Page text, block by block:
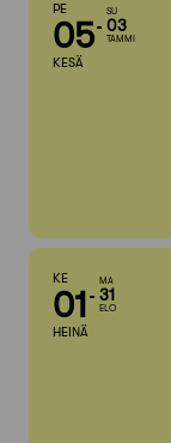
PE
05
KESÄ
SU
03
TAMMI
KE
01
HEINÄ
MA
31
ELO